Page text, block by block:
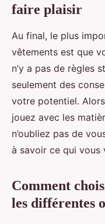
faire plaisir
Au final, le plus
vêtements est que
n’y a pas de règles
seulement des
votre potentiel.
jouez avec les
n’oubliez pas de
à savoir ce qui vous
Comment
les différentes